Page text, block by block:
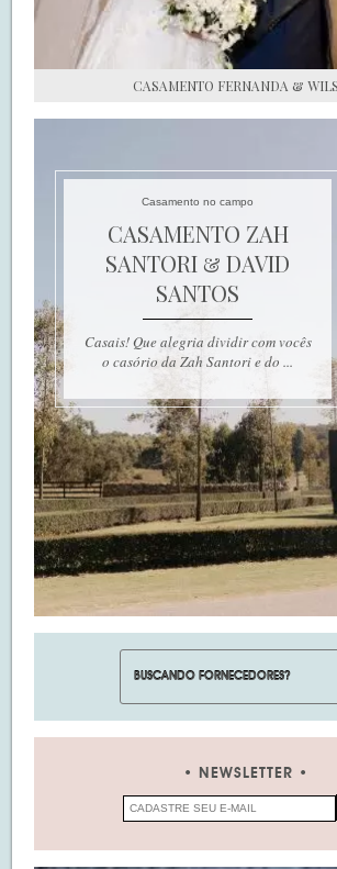
CASAMENTO FERNANDA &
Casamento no campo
CASAMENTO ZAH
SANTORI & DAVID
SANTOS
Casais! Que alegria dividir com vocês
o casório da Zah Santori e do ...
NEWSLETTER